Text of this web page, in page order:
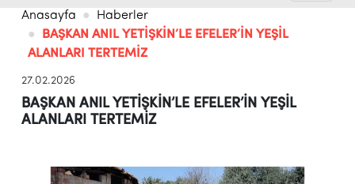
Anasayfa
Haberler
BAŞKAN ANIL YETİŞKİN’LE EFELER’İN YEŞİL
ALANLARI TERTEMİZ
27.02.2026
BAŞKAN ANIL YETİŞKİN’LE EFELER’İN YEŞİL
ALANLARI TERTEMİZ